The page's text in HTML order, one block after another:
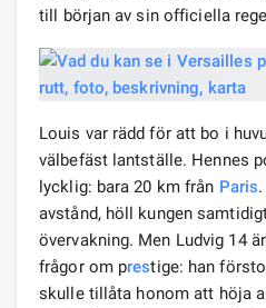
till början av sin officiella
Louis var rädd för att bo i
välbefäst lantställe. Hennes
lycklig: bara 20 km från Paris
avstånd, höll kungen
övervakning. Men Ludvig 14
frågor om prestige: han
skulle tillåta honom att höja